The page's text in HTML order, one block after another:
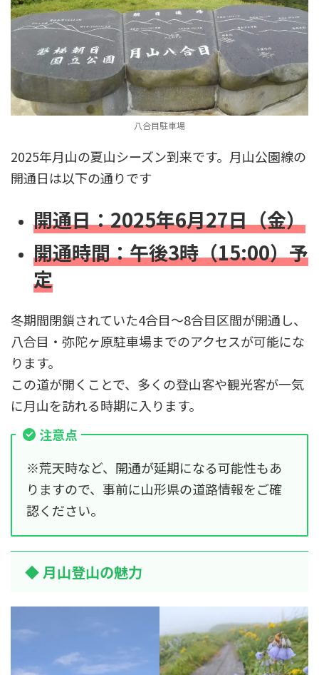
八合目駐車場
2025年月山の夏山シーズン到来です。月山公園線の
開通日は以下の通りです
開通日：2025年6月27日（金）
開通時間：午後3時（15:00）予
定
冬期間閉鎖されていた4合目〜8合目区間が開通し、
八合目・弥陀ヶ原駐車場までのアクセスが可能にな
ります。
この道が開くことで、多くの登山客や観光客が一気
に月山を訪れる時期に入ります。
注意点
※荒天時など、開通が延期になる可能性もあ
りますので、事前に山形県の道路情報をご確
認ください。
◆ 月山登山の魅力